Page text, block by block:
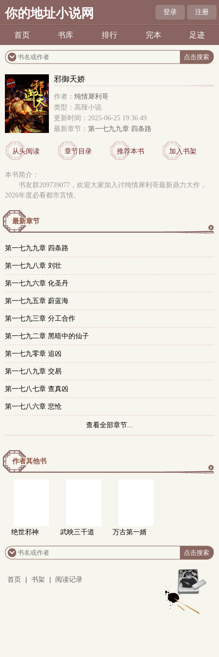
你的地址小说网 登录 注册
首页 书库 排行 完本 足迹
邪御天娇
作者： 纯情犀利哥
类型：高辣小说
更新时间：2025-06-25 19:36:49
最新章节： 第一七九九章 四条路
从头阅读 章节目录 推荐本书 加入书架
本书简介：
书友群209739077，欢迎大家加入讨纯情犀利哥最新鼎力大作，
2026年度必看都市言情。
最新章节
第一七九九章 四条路
第一七九八章 刘壮
第一七九六章 化圣丹
第一七九五章 蔚蓝海
第一七九三章 分工合作
第一七九二章 黑暗中的仙子
第一七九零章 追凶
第一七八九章 交易
第一七八七章 查真凶
第一七八六章 悲怆
查看全部章节...
作者其他书
绝世邪神 武映三千道 万古第一婿
首页 书架 阅读记录